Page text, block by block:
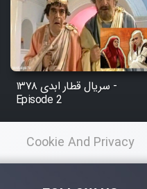
سریال قطار ابدی ۱۳۷۸ -
Episode 2
Cookie And Privacy
Policy